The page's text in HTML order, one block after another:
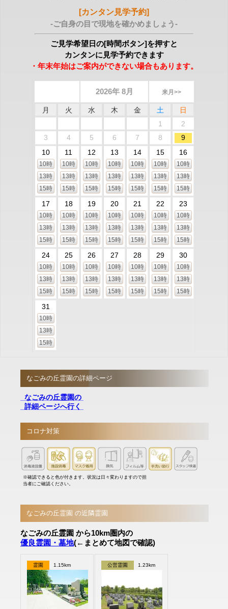
[カンタン見学予約]
-ご自身の目で現地を確かめましょう-
ご見学希望日の[時間ボタン]を押すと
カンタンに見学予約できます
・年末年始はご案内ができない場合もあります。
2026年 8月 来月>>
月 火 水 木 金 土
日
1
2
3
4 5 6 7 8
9
10
10時
13時
15時
11
10時
13時
15時
12
10時
13時
15時
13
10時
13時
15時
14
10時
13時
15時
15
10時
13時
15時
16
10時
13時
15時
17
10時
13時
15時
18
10時
13時
15時
19
10時
13時
15時
20
10時
13時
15時
21
10時
13時
15時
22
10時
13時
15時
23
10時
13時
15時
24
10時
13時
15時
25
10時
13時
15時
26
10時
13時
15時
27
10時
13時
15時
28
10時
13時
15時
29
10時
13時
15時
30
10時
13時
15時
31
10時
13時
15時
なごみの丘霊園の詳細ページ
なごみの丘霊園の
詳細ページへ行く
コロナ対策
※確認できると色が付きます。状況は日々変わりますので担
当者にご確認ください。
なごみの丘霊園 の近隣霊園
なごみの丘霊園 から10km圏内の
優良霊園・墓地(←まとめて地図で確認)
霊園 1.15km 公営霊園 1.23km